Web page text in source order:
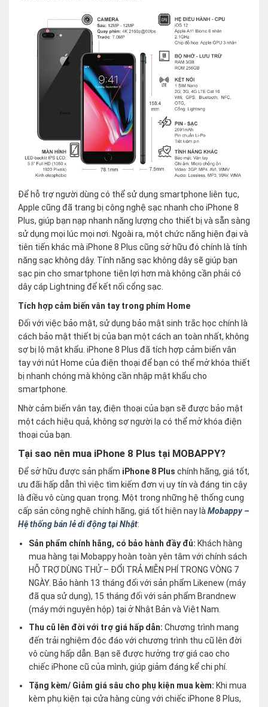
Để hỗ trợ người dùng có thể sử dụng smartphone liên tục,
Apple cũng đã trang bị công nghệ sạc nhanh cho iPhone 8
Plus, giúp bạn nạp nhanh năng lượng cho thiết bị và sẵn sàng
sử dụng mọi lúc mọi nơi. Ngoài ra, một chức năng hiện đại và
tiên tiến khác mà iPhone 8 Plus cũng sở hữu đó chính là tính
năng sạc không dây. Tính năng sạc không dây sẽ giúp bạn
sạc pin cho smartphone tiện lợi hơn mà không cần phải có
dây cáp Lightning để kết nối cổng sạc.
Tích hợp cảm biến vân tay trong phím Home
Đối với việc bảo mật, sử dụng bảo mật sinh trắc học chính là
cách bảo mật thiết bị của bạn một cách an toàn nhất, không
sợ bị lộ mật khẩu. iPhone 8 Plus đã tích hợp cảm biến vân
tay với nút Home của điện thoại để bạn có thể mở khóa thiết
bị nhanh chóng mà không cần nhập mật khẩu cho
smartphone.
Nhờ cảm biến vân tay, điện thoại của bạn sẽ được bảo mật
một cách hiệu quả, không sợ người lạ có thể mở khóa điện
thoại của bạn.
Tại sao nên mua iPhone 8 Plus tại MOBAPPY?
Để sở hữu được sản phẩm iPhone 8 Plus chính hãng, giá tốt,
ưu đãi hấp dẫn thì việc tìm kiếm đơn vị uy tín và đáng tin cậy
là điều vô cùng quan trọng. Một trong những hệ thống cung
cấp sản công nghệ chính hãng, giá tốt hiện nay là Mobappy –
Hệ thống bán lẻ di động tại Nhật:
Sản phẩm chính hãng, có bảo hành đầy đủ: Khách hàng
mua hàng tại Mobappy hoàn toàn yên tâm với chính sách
HỖ TRỢ DÙNG THỬ – ĐỔI TRẢ MIỄN PHÍ TRONG VÒNG 7
NGÀY. Bảo hành 13 tháng đối với sản phẩm Likenew (máy
đã qua sử dụng), 15 tháng đối với sản phẩm Brandnew
(máy mới nguyên hộp) tại ở Nhật Bản và Việt Nam.
Thu cũ lên đời với trợ giá hấp dẫn:Chương trình mang
đến trải nghiệm độc đáo với chương trình thu cũ lên đời
vô cùng hấp dẫn. Bạn sẽ được hưởng trợ giá cao cho
chiếc iPhone cũ của mình, giúp giảm đáng kể chi phí.
Tặng kèm/ Giảm giá sâu cho phụ kiện mua kèm: Khi mua
kèm phụ kiện tại cửa hàng cùng với chiếc iPhone 8 Plus,